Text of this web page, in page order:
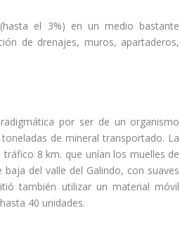
el 3%) en un medio bastante
de drenajes, muros, apartaderos,
por ser de un organismo
de mineral transportado. La
8 km. que uní­an los muelles de
del valle del Galindo, con suaves
también utilizar un material móvil
40 unidades.